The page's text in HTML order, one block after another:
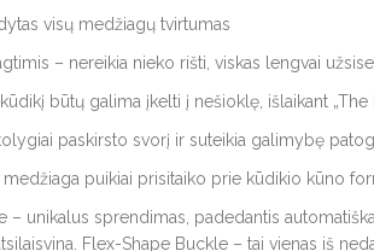
visų medžiagų tvirtumas
– nereikia nieko rišti, viskas lengvai
būtų galima įkelti į nešioklę, išlaikant
paskirsto svorį ir suteikia galimybę
medžiaga puikiai prisitaiko prie kūdikio kūno
– unikalus sprendimas, padedantis
Flex-Shape Buckle – tai vienas iš